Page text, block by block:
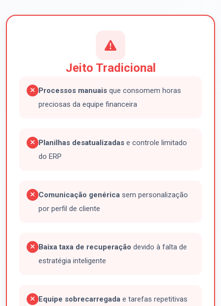
Jeito Tradicional
Processos manuais que consomem horas
preciosas da equipe financeira
Planilhas desatualizadas e controle limitado
do ERP
Comunicação genérica sem personalização
por perfil de cliente
Baixa taxa de recuperação devido à falta de
estratégia inteligente
Equipe sobrecarregada e tarefas repetitivas